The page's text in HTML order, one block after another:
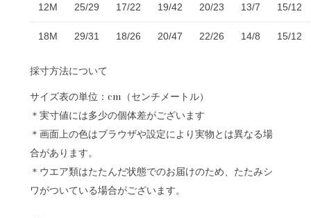
12M 25/29 17/22 19/42 20/23 13/7 15/12
18M 29/31 18/26 20/47 22/26 14/8 15/12
採寸方法について
サイズ表の単位：cm（センチメートル）
＊実寸値には多少の個体差がございます
＊画面上の色はブラウザや設定により実物とは異なる場
合があります。
＊ウエア類はたたんだ状態でのお届けのため、たたみシ
ワがついている場合がございます。